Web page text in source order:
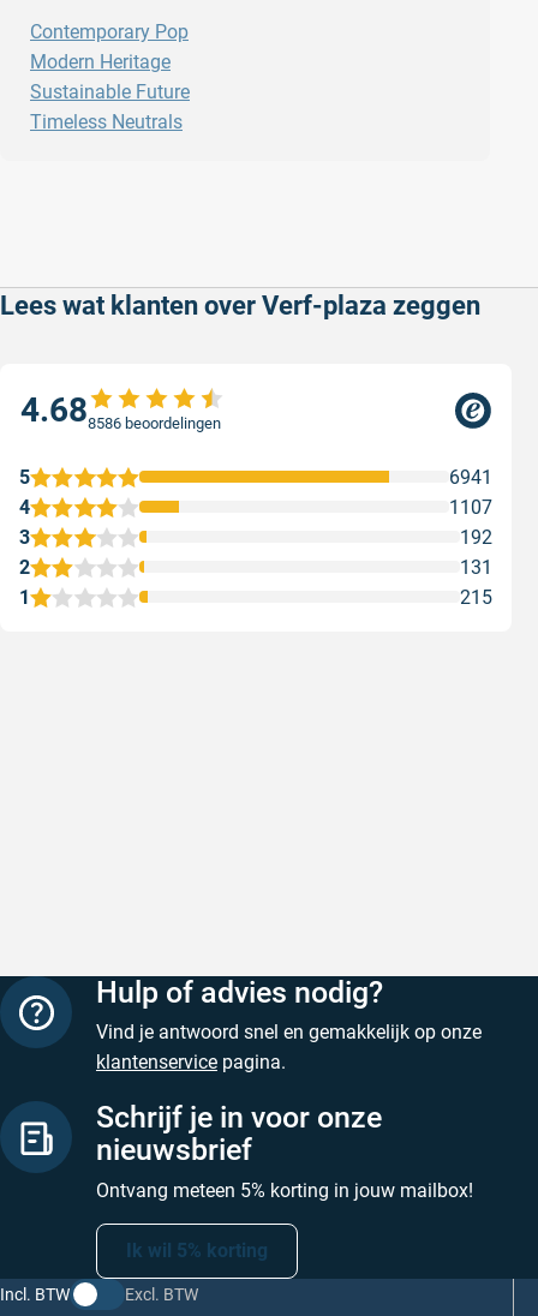
Contemporary Pop
Modern Heritage
Sustainable Future
Timeless Neutrals
Lees wat klanten over Verf-plaza zeggen
4.688586 beoordelingen
1 215
2 131
3 192
4 1107
5 6941
Hulp of advies nodig?
Vind je antwoord snel en gemakkelijk op onze
klantenservice pagina.
Schrijf je in voor onze
nieuwsbrief
Ontvang meteen 5% korting in jouw mailbox!
Ik wil 5% korting
Incl. BTW Excl. BTW